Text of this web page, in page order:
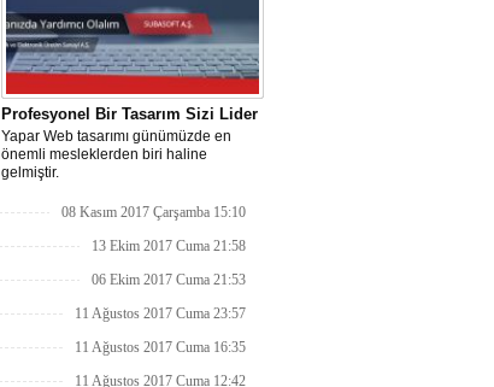
Profesyonel Bir Tasarım Sizi Lider
Yapar Web tasarımı günümüzde en
önemli mesleklerden biri haline
gelmiştir.
08 Kasım 2017 Çarşamba 15:10
13 Ekim 2017 Cuma 21:58
06 Ekim 2017 Cuma 21:53
11 Ağustos 2017 Cuma 23:57
11 Ağustos 2017 Cuma 16:35
11 Ağustos 2017 Cuma 12:42